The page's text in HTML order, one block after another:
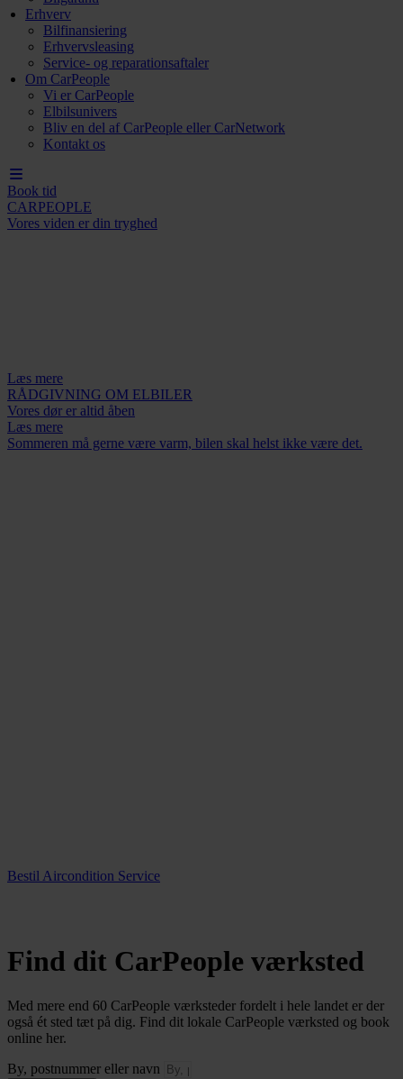
Erhverv
Bilfinansiering
Erhvervsleasing
Service- og reparationsaftaler
Om CarPeople
Vi er CarPeople
Elbilsunivers
Bliv en del af CarPeople eller CarNetwork
Kontakt os
Book tid
CARPEOPLE
Vores viden er din tryghed
Læs mere
RÅDGIVNING OM ELBILER
Vores dør er altid åben
Læs mere
Sommeren må gerne være varm, bilen skal helst ikke være det.
Bestil Aircondition Service
Find dit CarPeople værksted
Med mere end 60 CarPeople værksteder fordelt i hele landet er der
også ét sted tæt på dig. Find dit lokale CarPeople værksted og book
online her.
By, postnummer eller navn